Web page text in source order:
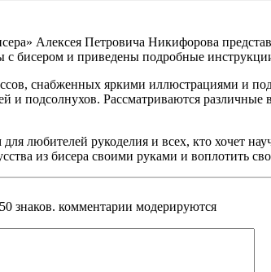
Алексея Петровича Никифорова
бисером и приведены подробные
снабженных яркими иллюстрациями и
и подсолнухов. Рассматриваются
любителей рукоделия и всех, кто хочет
из бисера своими руками и воплотить
знаков. комментарии модерируются